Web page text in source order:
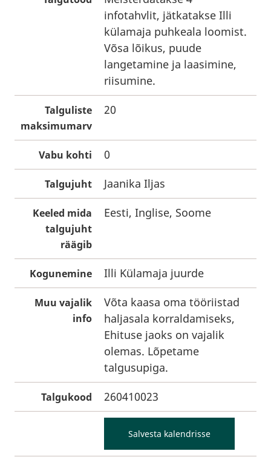
infotahvlit, jätkatakse Illi
külamaja puhkeala loomist.
Võsa lõikus, puude
langetamine ja laasimine,
riisumine.
Talguliste
maksimumarv
20
Vabu kohti 0
Talgujuht Jaanika Iljas
Keeled mida
talgujuht
räägib
Eesti, Inglise, Soome
Kogunemine Illi Külamaja juurde
Muu vajalik
info
Võta kaasa oma tööriistad
haljasala korraldamiseks,
Ehituse jaoks on vajalik
olemas. Lõpetame
talgusupiga.
Talgukood 260410023
Salvesta kalendrisse